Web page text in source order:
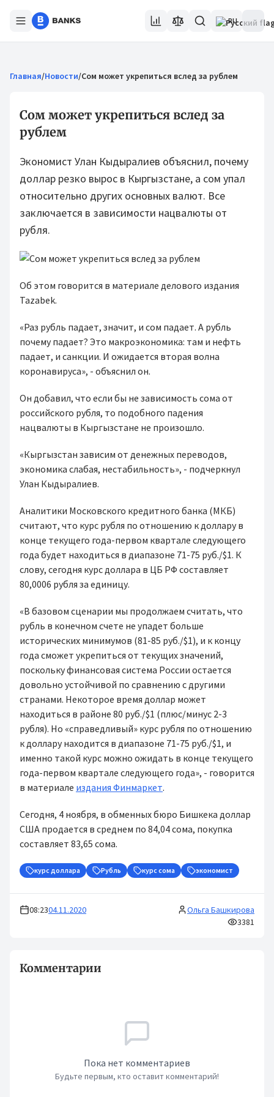
RU
Главная/Новости/Сом может укрепиться вслед за рублем
Сом может укрепиться вслед за
рублем
Экономист Улан Кыдыралиев объяснил, почему
доллар резко вырос в Кыргызстане, а сом упал
относительно других основных валют. Все
заключается в зависимости нацвалюты от
рубля.
Об этом говорится в материале делового издания
Tazabek.
«Раз рубль падает, значит, и сом падает. А рубль
почему падает? Это макроэкономика: там и нефть
падает, и санкции. И ожидается вторая волна
коронавируса», - объяснил он.
Он добавил, что если бы не зависимость сома от
российского рубля, то подобного падения
нацвалюты в Кыргызстане не произошло.
«Кыргызстан зависим от денежных переводов,
экономика слабая, нестабильность», - подчеркнул
Улан Кыдыралиев.
Аналитики Московского кредитного банка (МКБ)
считают, что курс рубля по отношению к доллару в
конце текущего года-первом квартале следующего
года будет находиться в диапазоне 71-75 руб./$1. К
слову, сегодня курс доллара в ЦБ РФ составляет
80,0006 рубля за единицу.
«В базовом сценарии мы продолжаем считать, что
рубль в конечном счете не упадет больше
исторических минимумов (81-85 руб./$1), и к концу
года сможет укрепиться от текущих значений,
поскольку финансовая система России остается
довольно устойчивой по сравнению с другими
странами. Некоторое время доллар может
находиться в районе 80 руб./$1 (плюс/минус 2-3
рубля). Но «справедливый» курс рубля по отношению
к доллару находится в диапазоне 71-75 руб./$1, и
именно такой курс можно ожидать в конце текущего
года-первом квартале следующего года», - говорится
в материале издания Финмаркет.
Сегодня, 4 ноября, в обменных бюро Бишкека доллар
США продается в среднем по 84,04 сома, покупка
составляет 83,65 сома.
курс доллара Рубль курс сома экономист
08:2304.11.2020
Ольга Башкирова
3381
Комментарии
Пока нет комментариев
Будьте первым, кто оставит комментарий!